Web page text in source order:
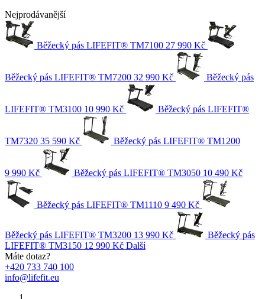
Nejprodávanější
Běžecký pás LIFEFIT® TM7100 27 990 Kč
Běžecký pás LIFEFIT® TM7200 32 990 Kč Běžecký pás
LIFEFIT® TM3100 10 990 Kč Běžecký pás LIFEFIT®
TM7320 35 590 Kč Běžecký pás LIFEFIT® TM1200
9 990 Kč Běžecký pás LIFEFIT® TM3050 10 490 Kč
Běžecký pás LIFEFIT® TM1110 9 490 Kč
Běžecký pás LIFEFIT® TM3200 13 990 Kč
Běžecký pás
LIFEFIT® TM3150 12 990 Kč Další
Máte dotaz?
+420 733 740 100
info@lifefit.eu